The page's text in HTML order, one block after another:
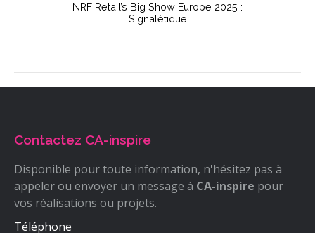
NRF Retail’s Big Show Europe 2025 :
Signalétique
Contactez CA-inspire
Disponible pour toute information, n'hésitez pas à
appeler ou envoyer un message à CA-inspire pour
vos réalisations ou projets.
Téléphone